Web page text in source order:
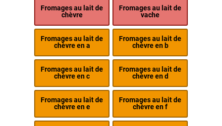
Fromages au lait de
chèvre
Fromages au lait de
vache
Fromages au lait de
chèvre en a
Fromages au lait de
chèvre en b
Fromages au lait de
chèvre en c
Fromages au lait de
chèvre en d
Fromages au lait de
chèvre en e
Fromages au lait de
chèvre en f